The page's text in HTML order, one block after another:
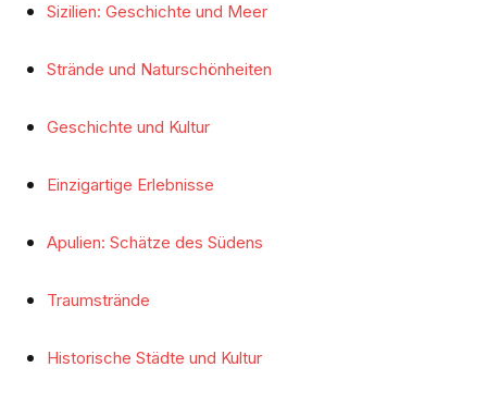
Sizilien: Geschichte und Meer
Strände und Naturschönheiten
Geschichte und Kultur
Einzigartige Erlebnisse
Apulien: Schätze des Südens
Traumstrände
Historische Städte und Kultur